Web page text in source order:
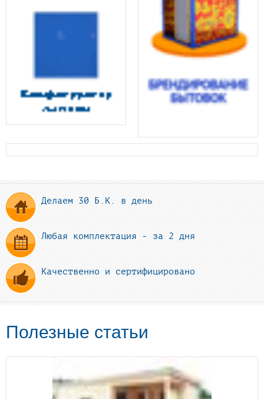
Делаем 30 Б.К. в день
Любая комплектация - за 2 дня
Качественно и сертифицировано
Полезные статьи